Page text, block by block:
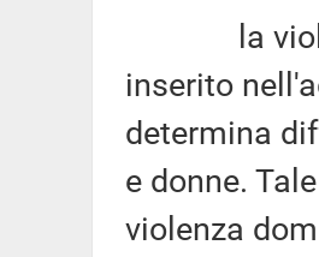
la
inserito
determina
e donne.
violenza